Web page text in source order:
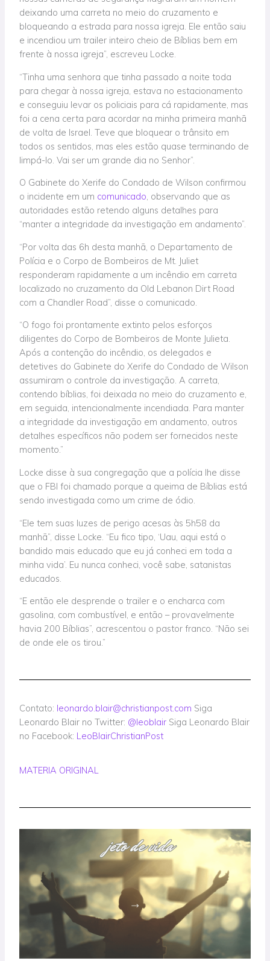
deixando uma carreta no meio do cruzamento e
bloqueando a estrada para nossa igreja. Ele então saiu
e incendiou um trailer inteiro cheio de Bíblias bem em
frente à nossa igreja”, escreveu Locke.
“Tinha uma senhora que tinha passado a noite toda
para chegar à nossa igreja, estava no estacionamento
e conseguiu levar os policiais para cá rapidamente, mas
foi a cena certa para acordar na minha primeira manhã
de volta de Israel. Teve que bloquear o trânsito em
todos os sentidos, mas eles estão quase terminando de
limpá-lo. Vai ser um grande dia no Senhor”.
O Gabinete do Xerife do Condado de Wilson confirmou
o incidente em um comunicado, observando que as
autoridades estão retendo alguns detalhes para
“manter a integridade da investigação em andamento”.
“Por volta das 6h desta manhã, o Departamento de
Polícia e o Corpo de Bombeiros de Mt. Juliet
responderam rapidamente a um incêndio em carreta
localizado no cruzamento da Old Lebanon Dirt Road
com a Chandler Road”, disse o comunicado.
“O fogo foi prontamente extinto pelos esforços
diligentes do Corpo de Bombeiros de Monte Julieta.
Após a contenção do incêndio, os delegados e
detetives do Gabinete do Xerife do Condado de Wilson
assumiram o controle da investigação. A carreta,
contendo bíblias, foi deixada no meio do cruzamento e,
em seguida, intencionalmente incendiada. Para manter
a integridade da investigação em andamento, outros
detalhes específicos não podem ser fornecidos neste
momento.”
Locke disse à sua congregação que a polícia lhe disse
que o FBI foi chamado porque a queima de Bíblias está
sendo investigada como um crime de ódio.
“Ele tem suas luzes de perigo acesas às 5h58 da
manhã”, disse Locke. “Eu fico tipo, ‘Uau, aqui está o
bandido mais educado que eu já conheci em toda a
minha vida’. Eu nunca conheci, você sabe, satanistas
educados.
“E então ele desprende o trailer e o encharca com
gasolina, com combustível, e então – provavelmente
havia 200 Bíblias”, acrescentou o pastor franco. “Não sei
de onde ele os tirou.”
Contato: leonardo.blair@christianpost.com Siga
Leonardo Blair no Twitter: @leoblair Siga Leonardo Blair
no Facebook: LeoBlairChristianPost
MATERIA ORIGINAL